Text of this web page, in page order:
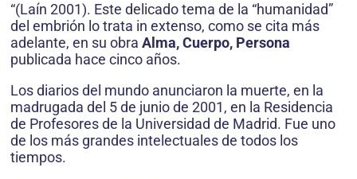
“(Laín 2001). Este delicado tema de la “humanidad”
del embrión lo trata in extenso, como se cita más
adelante, en su obra Alma, Cuerpo, Persona
publicada hace cinco años.
Los diarios del mundo anunciaron la muerte, en la
madrugada del 5 de junio de 2001, en la Residencia
de Profesores de la Universidad de Madrid. Fue uno
de los más grandes intelectuales de todos los
tiempos.